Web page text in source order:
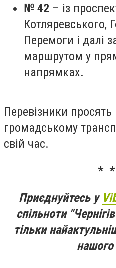
№ 42 – із
Котляревського,
Перемоги і далі
маршрутом у
напрямках.
Перевізники
громадському
свій час.
*
Приєднуйтесь у
спільноти
тільки
нашого